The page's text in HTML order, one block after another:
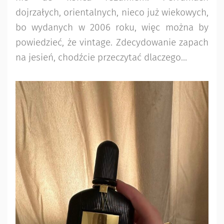
dojrzałych, orientalnych, nieco już wiekowych,
bo wydanych w 2006 roku, więc można by
powiedzieć, że vintage. Zdecydowanie zapach
na jesień, chodźcie przeczytać dlaczego…